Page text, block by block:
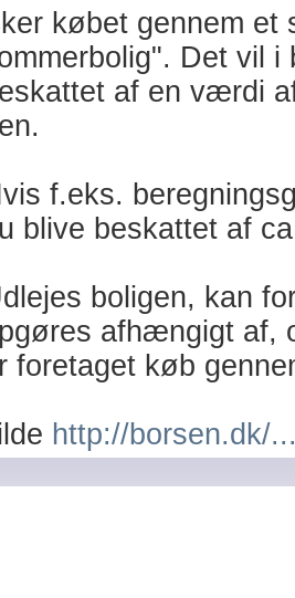
købet gennem et
Det vil
af en værdi
f.eks.
blive beskattet af
boligen, kan
afhængigt af,
foretaget køb
http://borsen.dk/